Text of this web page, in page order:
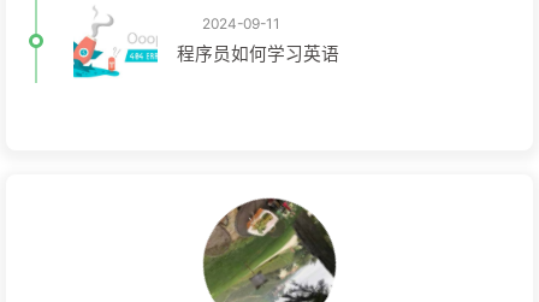
2024-09-11
程序员如何学习英语